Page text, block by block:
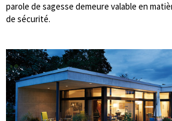
parole de sagesse demeure valable en
de sécurité.